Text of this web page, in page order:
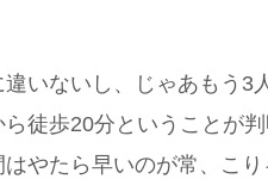
いないし、じゃあもう3
徒歩20分ということが判
やたら早いのが常、こ